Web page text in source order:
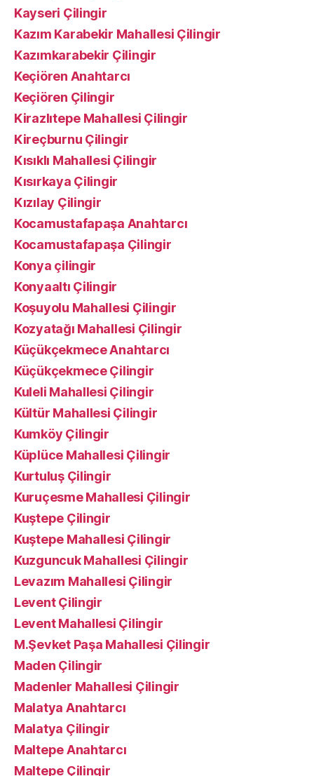
Kayseri Çilingir
Kazım Karabekir Mahallesi Çilingir
Kazımkarabekir Çilingir
Keçiören Anahtarcı
Keçiören Çilingir
Kirazlıtepe Mahallesi Çilingir
Kireçburnu Çilingir
Kısıklı Mahallesi Çilingir
Kısırkaya Çilingir
Kızılay Çilingir
Kocamustafapaşa Anahtarcı
Kocamustafapaşa Çilingir
Konya çilingir
Konyaaltı Çilingir
Koşuyolu Mahallesi Çilingir
Kozyatağı Mahallesi Çilingir
Küçükçekmece Anahtarcı
Küçükçekmece Çilingir
Kuleli Mahallesi Çilingir
Kültür Mahallesi Çilingir
Kumköy Çilingir
Küplüce Mahallesi Çilingir
Kurtuluş Çilingir
Kuruçesme Mahallesi Çilingir
Kuştepe Çilingir
Kuştepe Mahallesi Çilingir
Kuzguncuk Mahallesi Çilingir
Levazım Mahallesi Çilingir
Levent Çilingir
Levent Mahallesi Çilingir
M.Şevket Paşa Mahallesi Çilingir
Maden Çilingir
Madenler Mahallesi Çilingir
Malatya Anahtarcı
Malatya Çilingir
Maltepe Anahtarcı
Maltepe Çilingir